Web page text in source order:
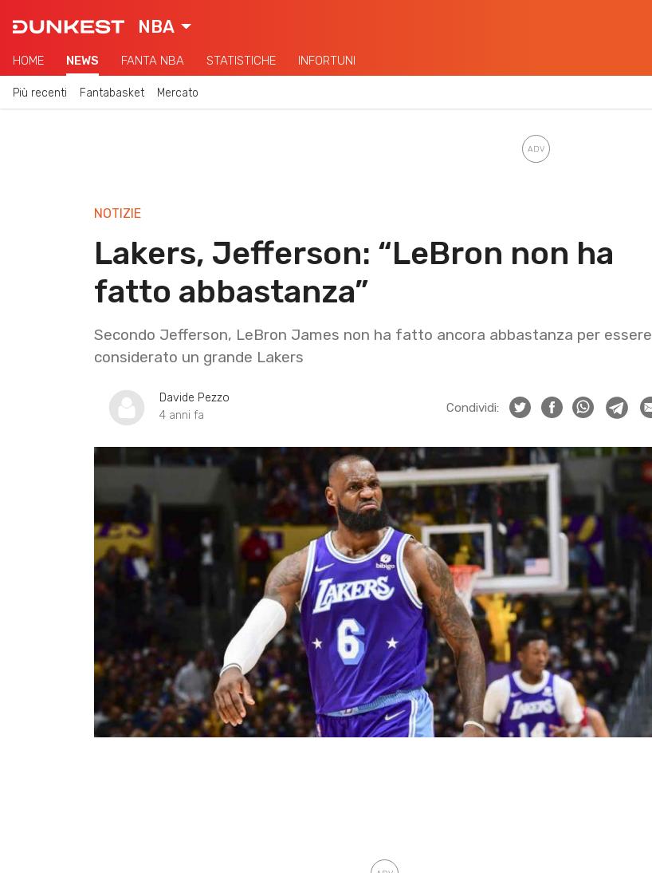
NBA
HOME NEWS FANTA NBA STATISTICHE INFORTUNI
Più recenti Fantabasket Mercato
NOTIZIE
Lakers, Jefferson: “LeBron non ha
fatto abbastanza”
Secondo Jefferson, LeBron James non ha fatto ancora abbastanza per essere
considerato un grande Lakers
Davide Pezzo
4 anni fa
Condividi: